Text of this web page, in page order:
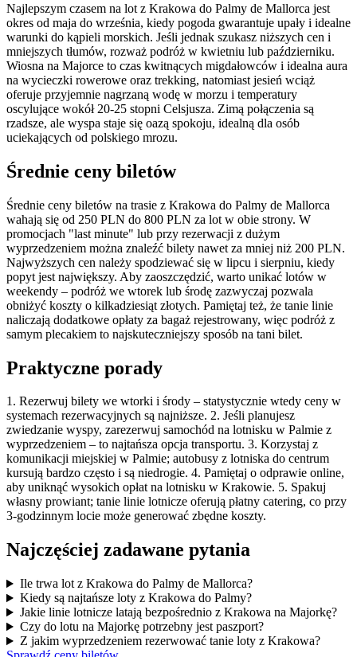
Najlepszym czasem na lot z Krakowa do Palmy de Mallorca jest
okres od maja do września, kiedy pogoda gwarantuje upały i idealne
warunki do kąpieli morskich. Jeśli jednak szukasz niższych cen i
mniejszych tłumów, rozważ podróż w kwietniu lub październiku.
Wiosna na Majorce to czas kwitnących migdałowców i idealna aura
na wycieczki rowerowe oraz trekking, natomiast jesień wciąż
oferuje przyjemnie nagrzaną wodę w morzu i temperatury
oscylujące wokół 20-25 stopni Celsjusza. Zimą połączenia są
rzadsze, ale wyspa staje się oazą spokoju, idealną dla osób
uciekających od polskiego mrozu.
Średnie ceny biletów
Średnie ceny biletów na trasie z Krakowa do Palmy de Mallorca
wahają się od 250 PLN do 800 PLN za lot w obie strony. W
promocjach "last minute" lub przy rezerwacji z dużym
wyprzedzeniem można znaleźć bilety nawet za mniej niż 200 PLN.
Najwyższych cen należy spodziewać się w lipcu i sierpniu, kiedy
popyt jest największy. Aby zaoszczędzić, warto unikać lotów w
weekendy – podróż we wtorek lub środę zazwyczaj pozwala
obniżyć koszty o kilkadziesiąt złotych. Pamiętaj też, że tanie linie
naliczają dodatkowe opłaty za bagaż rejestrowany, więc podróż z
samym plecakiem to najskuteczniejszy sposób na tani bilet.
Praktyczne porady
1. Rezerwuj bilety we wtorki i środy – statystycznie wtedy ceny w
systemach rezerwacyjnych są najniższe. 2. Jeśli planujesz
zwiedzanie wyspy, zarezerwuj samochód na lotnisku w Palmie z
wyprzedzeniem – to najtańsza opcja transportu. 3. Korzystaj z
komunikacji miejskiej w Palmie; autobusy z lotniska do centrum
kursują bardzo często i są niedrogie. 4. Pamiętaj o odprawie online,
aby uniknąć wysokich opłat na lotnisku w Krakowie. 5. Spakuj
własny prowiant; tanie linie lotnicze oferują płatny catering, co przy
3-godzinnym locie może generować zbędne koszty.
Najczęściej zadawane pytania
Ile trwa lot z Krakowa do Palmy de Mallorca?
Kiedy są najtańsze loty z Krakowa do Palmy?
Jakie linie lotnicze latają bezpośrednio z Krakowa na Majorkę?
Czy do lotu na Majorkę potrzebny jest paszport?
Z jakim wyprzedzeniem rezerwować tanie loty z Krakowa?